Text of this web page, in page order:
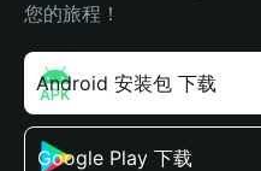
您的旅程！
Android 安装包 下载
Google Play 下载